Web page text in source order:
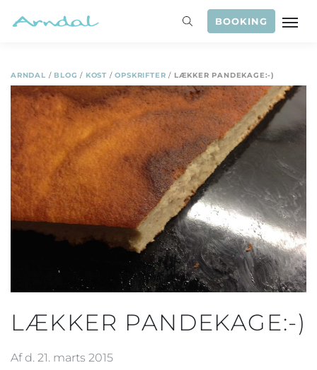
BOOKING
ARNDAL / BLOG / KOST /OPSKRIFTER / LÆKKER PANDEKAGE:-)
LÆKKER PANDEKAGE:-)
Af d. 21. marts 2015